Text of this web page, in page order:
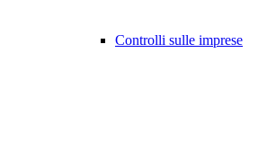
Controlli sulle imprese